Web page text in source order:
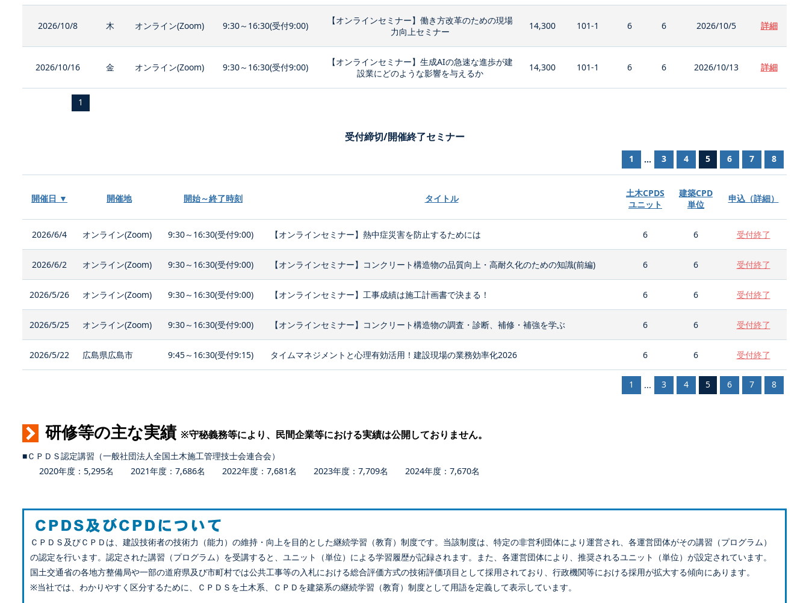
2026/10/8 木 オンライン(Zoom) 9:30～16:30(受付9:00)
【オンラインセミナー】働き方改革のための現場
力向上セミナー
14,300 101-1 6 6 2026/10/5 詳細
2026/10/16 金 オンライン(Zoom) 9:30～16:30(受付9:00)
【オンラインセミナー】生成AIの急速な進歩が建
設業にどのような影響を与えるか
14,300 101-1 6 6 2026/10/13 詳細
1
受付締切/開催終了セミナー
1 ... 3 4 5 6 7 8
開催日 ▼ 開催地 開始～終了時刻 タイトル
土木CPDS
ユニット
建築CPD
単位
申込（詳細）
2026/6/4 オンライン(Zoom) 9:30～16:30(受付9:00) 【オンラインセミナー】熱中症災害を防止するためには 6 6 受付終了
2026/6/2 オンライン(Zoom) 9:30～16:30(受付9:00) 【オンラインセミナー】コンクリート構造物の品質向上・高耐久化のための知識(前編) 6 6 受付終了
2026/5/26 オンライン(Zoom) 9:30～16:30(受付9:00) 【オンラインセミナー】工事成績は施工計画書で決まる！ 6 6 受付終了
2026/5/25 オンライン(Zoom) 9:30～16:30(受付9:00) 【オンラインセミナー】コンクリート構造物の調査・診断、補修・補強を学ぶ 6 6 受付終了
2026/5/22 広島県広島市 9:45～16:30(受付9:15) タイムマネジメントと心理有効活用！建設現場の業務効率化2026 6 6 受付終了
1 ... 3 4 5 6 7 8
研修等の主な実績 ※守秘義務等により、民間企業等における実績は公開しておりません。
■ＣＰＤＳ認定講習（一般社団法人全国土木施工管理技士会連合会）
2020年度：5,295名 2021年度：7,686名 2022年度：7,681名 2023年度：7,709名 2024年度：7,670名
ＣＰＤＳ及びＣＰＤは、建設技術者の技術力（能力）の維持・向上を目的とした継続学習（教育）制度です。当該制度は、特定の非営利団体により運営され、各運営団体がその講習（プログラム）
の認定を行います。認定された講習（プログラム）を受講すると、ユニット（単位）による学習履歴が記録されます。また、各運営団体により、推奨されるユニット（単位）が設定されています。
国土交通省の各地方整備局や一部の道府県及び市町村では公共工事等の入札における総合評価方式の技術評価項目として採用されており、行政機関等における採用が拡大する傾向にあります。
※当社では、わかりやすく区分するために、ＣＰＤＳを土木系、ＣＰＤを建築系の継続学習（教育）制度として用語を定義して表示しています。